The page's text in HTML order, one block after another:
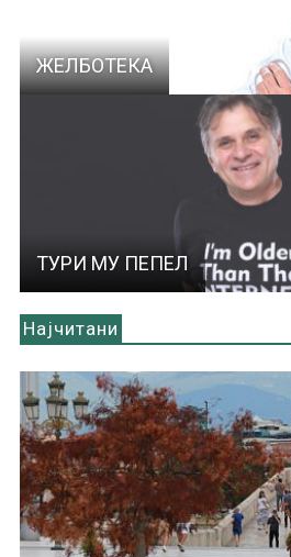
ЖЕЛБОТЕКА
ТУРИ МУ ПЕПЕЛ
Најчитани